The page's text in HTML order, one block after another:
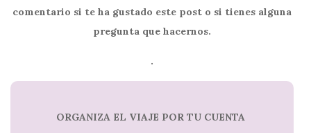
comentario si te ha gustado este post o si tienes alguna
pregunta que hacernos.
.
ORGANIZA EL VIAJE POR TU CUENTA